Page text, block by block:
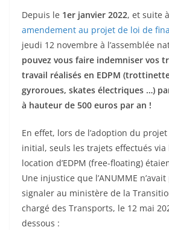
Depuis le 1er janvier 2022, et suite
amendement au projet de loi de
jeudi 12 novembre à l’assemblée
pouvez vous faire indemniser vos
travail réalisés en EDPM
gyroroues, skates électriques …)
à hauteur de 500 euros par an !
En effet, lors de l’adoption du
initial, seuls les trajets effectués via
location d’EDPM (free-floating)
Une injustice que l’ANUMME
signaler au ministère de la
chargé des Transports, le 12 mai
dessous :